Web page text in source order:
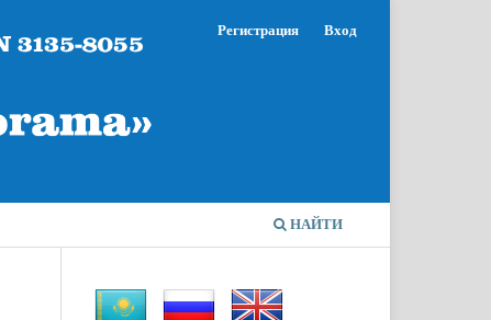
НАЙТИ
Регистрация Вход